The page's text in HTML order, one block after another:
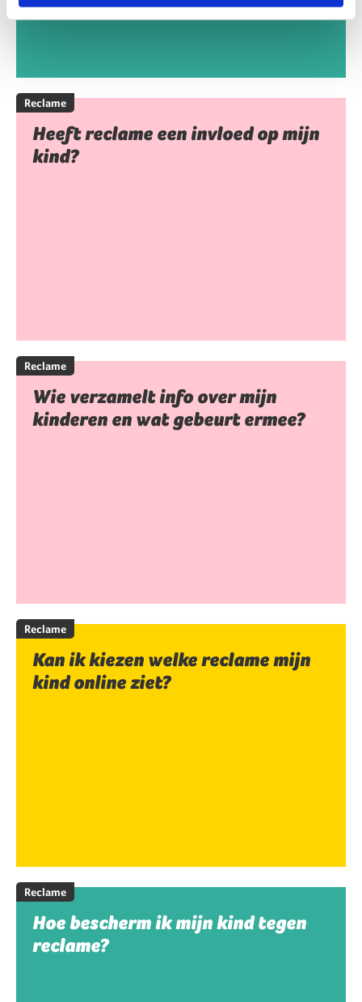
Reclame
Heeft reclame een invloed op mijn
kind?
Reclame
Wie verzamelt info over mijn
kinderen en wat gebeurt ermee?
Reclame
Kan ik kiezen welke reclame mijn
kind online ziet?
Reclame
Hoe bescherm ik mijn kind tegen
reclame?